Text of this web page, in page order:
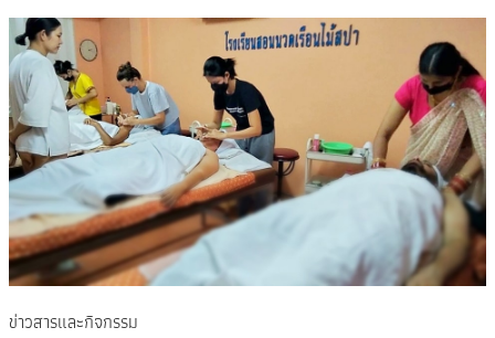
ข่าวสารและกิจกรรม